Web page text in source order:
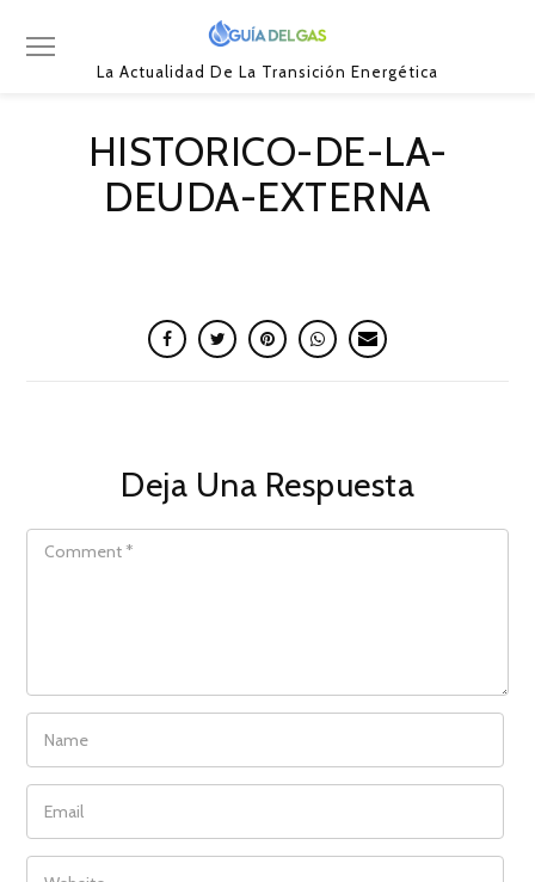
La Actualidad De La Transición Energética
HISTORICO-DE-LA-
DEUDA-EXTERNA
Deja Una Respuesta
COMMENT
NAME
EMAIL
WEBSITE